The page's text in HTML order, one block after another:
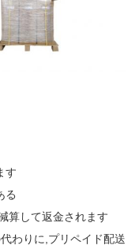
す
る
算して返金されます
わりに,プリペイド配送